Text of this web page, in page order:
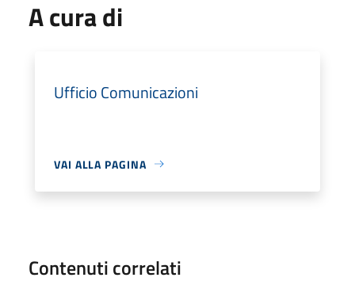
A cura di
Ufficio Comunicazioni
VAI ALLA PAGINA
Contenuti correlati